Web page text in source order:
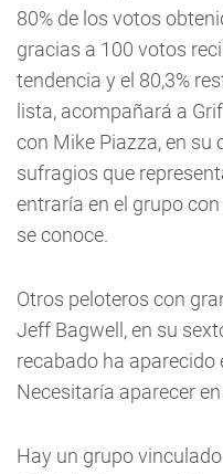
80% de los votos
gracias a 100 votos
tendencia y el 80,3%
lista, acompañará a
con Mike Piazza, en su
sufragios que
entraría en el grupo
se conoce.
Otros peloteros con
Jeff Bagwell, en su
recabado ha aparecido
Necesitaría aparecer en
Hay un grupo